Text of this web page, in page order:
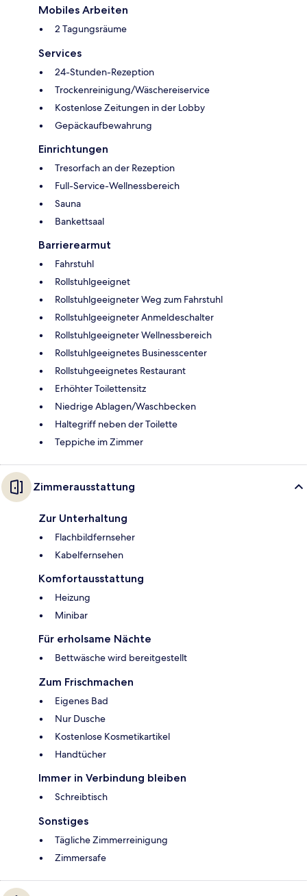
Mobiles Arbeiten
2 Tagungsräume
Services
24-Stunden-Rezeption
Trockenreinigung/Wäschereiservice
Kostenlose Zeitungen in der Lobby
Gepäckaufbewahrung
Einrichtungen
Tresorfach an der Rezeption
Full-Service-Wellnessbereich
Sauna
Bankettsaal
Barrierearmut
Fahrstuhl
Rollstuhlgeeignet
Rollstuhlgeeigneter Weg zum Fahrstuhl
Rollstuhlgeeigneter Anmeldeschalter
Rollstuhlgeeigneter Wellnessbereich
Rollstuhlgeeignetes Businesscenter
Rollstuhgeeignetes Restaurant
Erhöhter Toilettensitz
Niedrige Ablagen/Waschbecken
Haltegriff neben der Toilette
Teppiche im Zimmer
Zimmerausstattung
Zur Unterhaltung
Flachbildfernseher
Kabelfernsehen
Komfortausstattung
Heizung
Minibar
Für erholsame Nächte
Bettwäsche wird bereitgestellt
Zum Frischmachen
Eigenes Bad
Nur Dusche
Kostenlose Kosmetikartikel
Handtücher
Immer in Verbindung bleiben
Schreibtisch
Sonstiges
Tägliche Zimmerreinigung
Zimmersafe